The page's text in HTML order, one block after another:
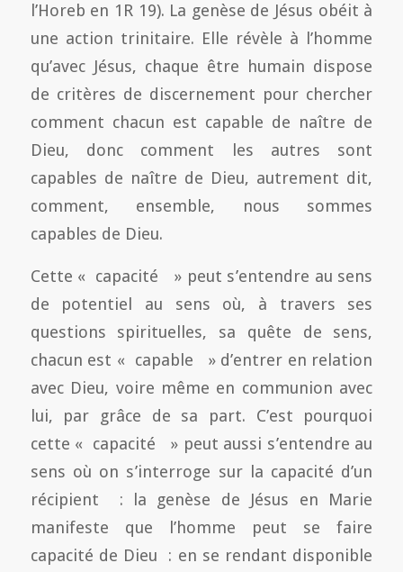
l’Horeb en 1R 19). La genèse de Jésus obéit à
une action trinitaire. Elle révèle à l’homme
qu’avec Jésus, chaque être humain dispose
de critères de discernement pour chercher
comment chacun est capable de naître de
Dieu, donc comment les autres sont
capables de naître de Dieu, autrement dit,
comment, ensemble, nous sommes
capables de Dieu.
Cette « capacité » peut s’entendre au sens
de potentiel au sens où, à travers ses
questions spirituelles, sa quête de sens,
chacun est « capable » d’entrer en relation
avec Dieu, voire même en communion avec
lui, par grâce de sa part. C’est pourquoi
cette « capacité » peut aussi s’entendre au
sens où on s’interroge sur la capacité d’un
récipient : la genèse de Jésus en Marie
manifeste que l’homme peut se faire
capacité de Dieu : en se rendant disponible